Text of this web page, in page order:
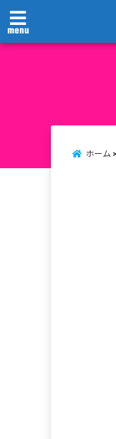
menu
ホーム